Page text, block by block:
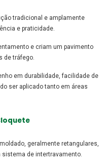
tradicional e amplamente
e praticidade.
e criam um pavimento
de tráfego.
em durabilidade, facilidade de
ser aplicado tanto em áreas
geralmente retangulares,
de intertravamento.